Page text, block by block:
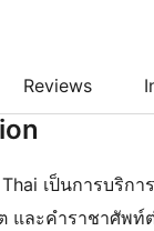
Reviews
Thai เป็นการบริก
และคำราชาศัพท์